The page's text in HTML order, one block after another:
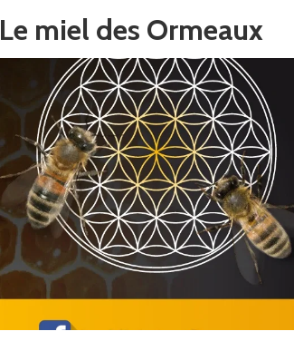
Le miel des Ormeaux